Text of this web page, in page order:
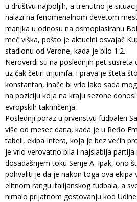
u društvu najboljih, a trenutno je
nalazi na fenomenalnom devetom
manjka u odnosu na osmoplasiranu
meč viška, pošto je aktuelni osvajač
stadionu od Verone, kada je bilo 1:2.
Neroverdi su na poslednjih pet susreta
uz čak četiri trijumfa, i prava je šteta
konstantan, inače bi vrlo lako sada
na poziciju koja na kraju sezone
evropskih takmičenja.
Poslednji poraz u prvenstvu fudbaleri
više od mesec dana, kada je u Ređo
tabeli, ekipa Intera, koja je bez većih
je vrlo verovatno bila i najslabija partija
dosadašnjem toku Serije A. Ipak, ono
pohvaliti je da je nakon toga ova ekipa
elitnom rangu italijanskog fudbala, a
nimalo prijatnom gostovanju kod